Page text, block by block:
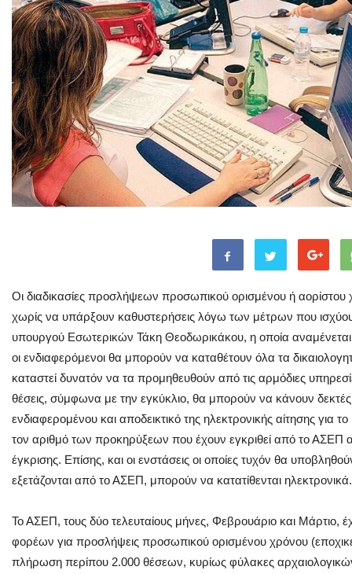
Οι διαδικασίες προσλήψεων προσωπικού ορισμένου ή
χωρίς να υπάρξουν καθυστερήσεις λόγω των μέτρων που
υπουργού Εσωτερικών Τάκη Θεοδωρικάκου, η οποία αναμένεται
οι ενδιαφερόμενοι θα μπορούν να καταθέτουν όλα τα
καταστεί δυνατόν να τα προμηθευθούν από τις αρμόδιες
θέσεις, σύμφωνα με την εγκύκλιο, θα μπορούν να κάνουν
ενδιαφερομένου και αποδεικτικό της ηλεκτρονικής αίτησης για
τον αριθμό των προκηρύξεων που έχουν εγκριθεί από το ΑΣΕΠ
έγκρισης. Επίσης, και οι ενστάσεις οι οποίες τυχόν θα
εξετάζονται από το ΑΣΕΠ, μπορούν να κατατίθενται ηλεκτρονικά.
Το ΑΣΕΠ, τους δύο τελευταίους μήνες, Φεβρουάριο και Μάρτιο,
φορέων για προσλήψεις προσωπικού ορισμένου χρόνου
πλήρωση περίπου 2.000 θέσεων, κυρίως φύλακες